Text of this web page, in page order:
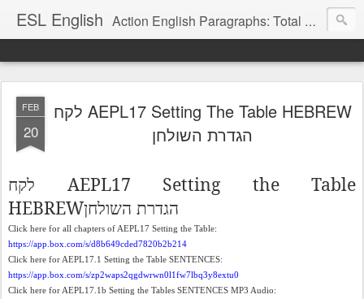
ESL English Action English Paragraphs: Total Physical Response (TPR) Paragraphs for the High School and Adult Language Student
FEB
20
לקח AEPL17 Setting The Table HEBREW
הגדרת השולחן
לקח
AEPL17 Setting the Table
HEBREW
הגדרת השולחן
Click here for all chapters of AEPL17 Setting the Table:
https://app.box.com/s/d8b649cded7820b2b214
Click here for AEPL17.1 Setting the Table SENTENCES:
https://app.box.com/s/zp2waps2qgdwrwn0l1fw7lbq3y8extu0
Click here for AEPL17.1b Setting the Tables SENTENCES MP3 Audio: